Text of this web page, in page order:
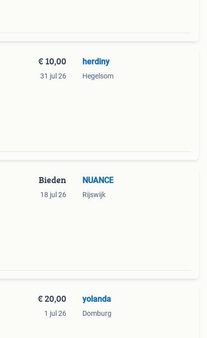
€ 10,00
31 jul 26
herdiny
Hegelsom
Bieden
18 jul 26
NUANCE
Rijswijk
€ 20,00
1 jul 26
yolanda
Domburg